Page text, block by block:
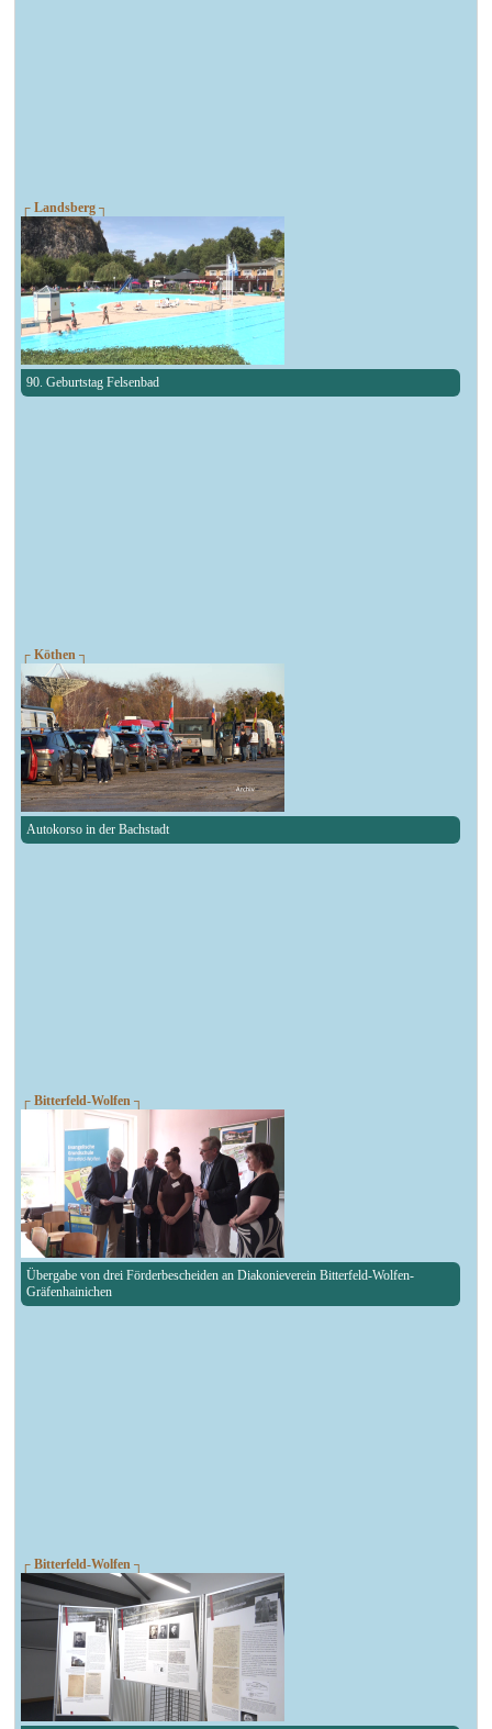
┌ Landsberg ┐
90. Geburtstag Felsenbad
┌ Köthen ┐
Autokorso in der Bachstadt
┌ Bitterfeld-Wolfen ┐
Übergabe von drei Förderbescheiden an Diakonieverein Bitterfeld-Wolfen-
Gräfenhainichen
┌ Bitterfeld-Wolfen ┐